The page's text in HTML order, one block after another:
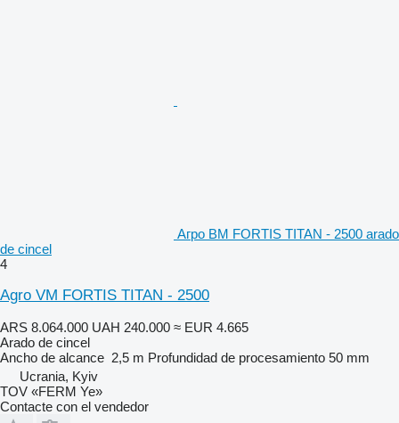
Агро ВМ FORTIS TITAN - 2500 arado
de cincel
4
Agro VM FORTIS TITAN - 2500
ARS 8.064.000 UAH 240.000 ≈ EUR 4.665
Arado de cincel
Ancho de alcance 2,5 m Profundidad de procesamiento 50 mm
Ucrania, Kyiv
TOV «FERM Ye»
Contacte con el vendedor